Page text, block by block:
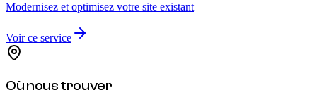
Modernisez et optimisez votre site existant
Voir ce service
Où nous trouver